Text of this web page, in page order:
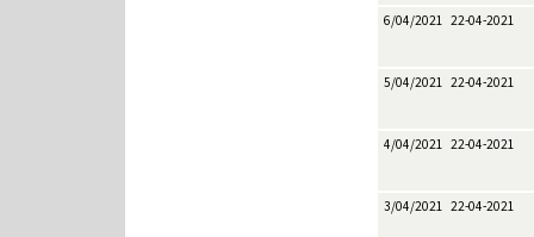
6/04/2021 22-04-2021
5/04/2021 22-04-2021
4/04/2021 22-04-2021
3/04/2021 22-04-2021